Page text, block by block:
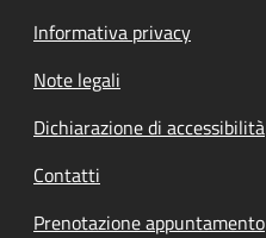
Informativa privacy
Note legali
Dichiarazione di accessibilità
Contatti
Prenotazione appuntamento